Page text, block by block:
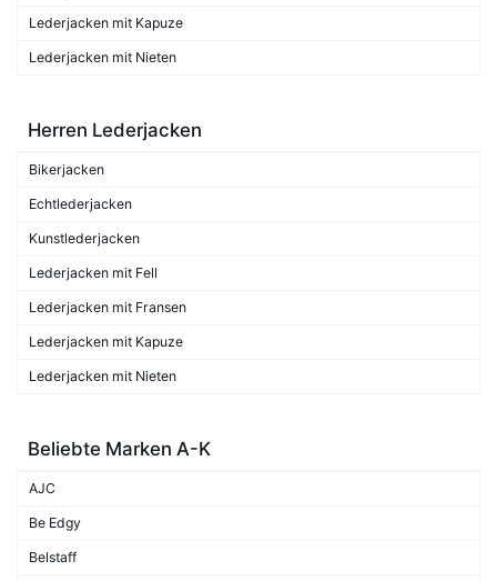
Lederjacken mit Kapuze
Lederjacken mit Nieten
Herren Lederjacken
Bikerjacken
Echtlederjacken
Kunstlederjacken
Lederjacken mit Fell
Lederjacken mit Fransen
Lederjacken mit Kapuze
Lederjacken mit Nieten
Beliebte Marken A-K
AJC
Be Edgy
Belstaff